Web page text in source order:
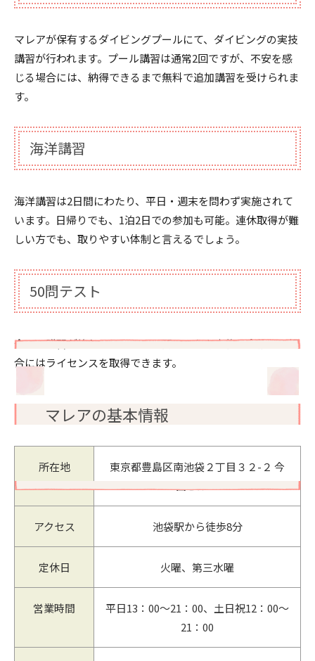
マレアが保有するダイビングプールにて、ダイビングの実技
講習が行われます。プール講習は通常2回ですが、不安を感
じる場合には、納得できるまで無料で追加講習を受けられま
す。
海洋講習
海洋講習は2日間にわたり、平日・週末を問わず実施されて
います。日帰りでも、1泊2日での参加も可能。連休取得が難
しい方でも、取りやすい体制と言えるでしょう。
50問テスト
全ての講習が終わったあと、50問テストを実施。合格した場
合にはライセンスを取得できます。
マレアの基本情報
所在地
東京都豊島区南池袋２丁目３２-２ 今
田ビル1F
アクセス 池袋駅から徒歩8分
定休日 火曜、第三水曜
営業時間
平日13：00～21：00、土日祝12：00～
21：00